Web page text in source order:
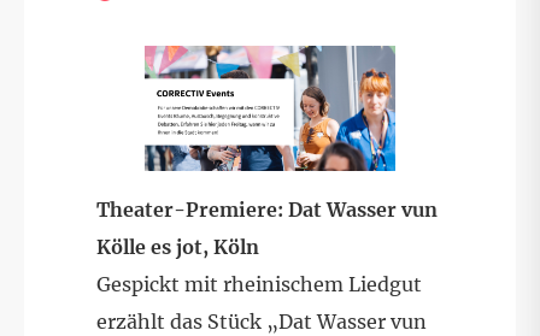
Theater-Premiere: Dat Wasser vun
Kölle es jot, Köln
Gespickt mit rheinischem Liedgut
erzählt das Stück „Dat Wasser vun